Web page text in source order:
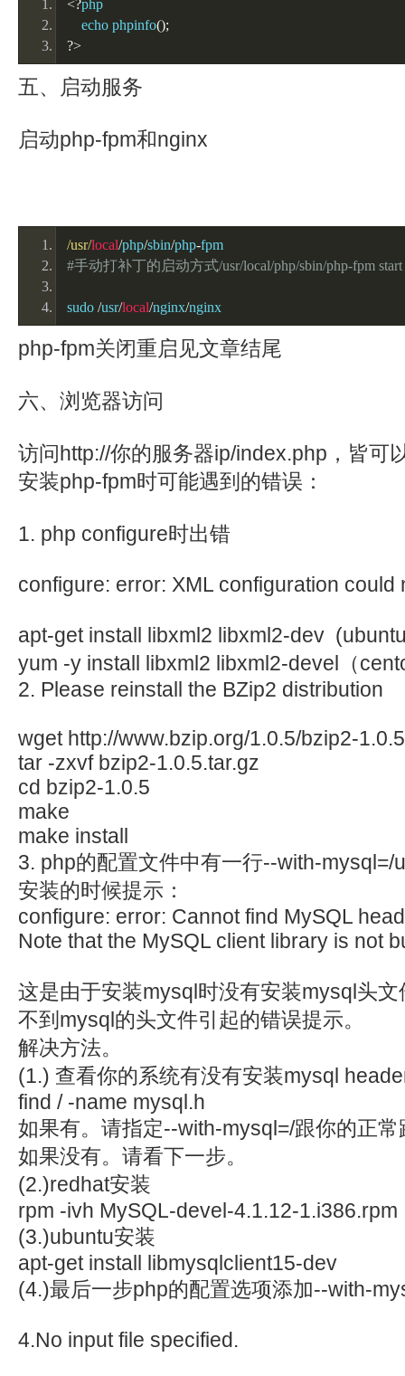
<?php
    echo phpinfo
();
?>
五、启动服务
启动php-fpm和nginx
/usr/local/php/sbin/php-fpm
#手动打补丁的启动方式/usr/local/php/sbin/php-fpm start
sudo /usr/local/nginx/nginx
php-fpm关闭重启见文章结尾
六、浏览器访问
访问http://你的服务器ip/index.php，皆可
安装php-fpm时可能遇到的错误：
1. php configure时出错
configure: error: XML configuration could
apt-get install libxml2 libxml2-dev
yum -y install libxml2 libxml2-devel（
2. Please reinstall the BZip2 distribution
wget http://www.bzip.org/1.0.5/bzip2-
tar -zxvf bzip2-1.0.5.tar.gz
cd bzip2-1.0.5
make
make install
3. php的配置文件中有一行--with-mysql=/
安装的时候提示：
configure: error: Cannot find MySQL
Note that the MySQL client library is not
这是由于安装mysql时没有安装mysql头
不到mysql的头文件引起的错误提示。
解决方法。
(1.) 查看你的系统有没有安装mysql
find / -name mysql.h
如果有。请指定--with-mysql=/跟你的正常
如果没有。请看下一步。
(2.)redhat安装
rpm -ivh MySQL-devel-4.1.12-1.i386.rpm
(3.)ubuntu安装
apt-get install libmysqlclient15-dev
(4.)最后一步php的配置选项添加--with-
4.No input file specified.